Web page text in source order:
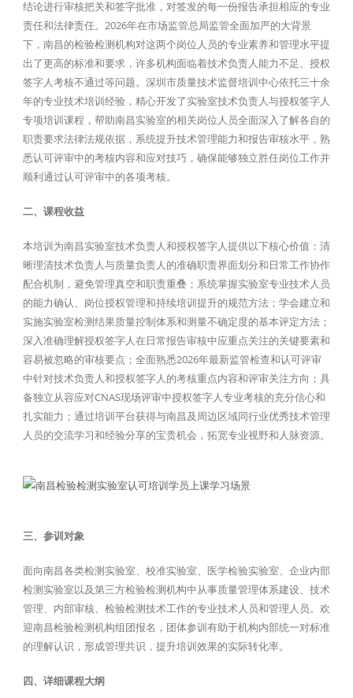
结论进行审核把关和签字批准，对签发的每一份报告承担相应的专业
责任和法律责任。2026年在市场监管总局监管全面加严的大背景
下，南昌的检验检测机构对这两个岗位人员的专业素养和管理水平提
出了更高的标准和要求，许多机构面临着技术负责人能力不足、授权
签字人考核不通过等问题。深圳市质量技术监督培训中心依托三十余
年的专业技术培训经验，精心开发了实验室技术负责人与授权签字人
专项培训课程，帮助南昌实验室的相关岗位人员全面深入了解各自的
职责要求法律法规依据，系统提升技术管理能力和报告审核水平，熟
悉认可评审中的考核内容和应对技巧，确保能够独立胜任岗位工作并
顺利通过认可评审中的各项考核。
二、课程收益
本培训为南昌实验室技术负责人和授权签字人提供以下核心价值：清
晰理清技术负责人与质量负责人的准确职责界面划分和日常工作协作
配合机制，避免管理真空和职责重叠；系统掌握实验室专业技术人员
的能力确认、岗位授权管理和持续培训提升的规范方法；学会建立和
实施实验室检测结果质量控制体系和测量不确定度的基本评定方法；
深入准确理解授权签字人在日常报告审核中应重点关注的关键要素和
容易被忽略的审核要点；全面熟悉2026年最新监管检查和认可评审
中针对技术负责人和授权签字人的考核重点内容和评审关注方向；具
备独立从容应对CNAS现场评审中授权签字人专业考核的充分信心和
扎实能力；通过培训平台获得与南昌及周边区域同行业优秀技术管理
人员的交流学习和经验分享的宝贵机会，拓宽专业视野和人脉资源。
三、参训对象
面向南昌各类检测实验室、校准实验室、医学检验实验室、企业内部
检测实验室以及第三方检验检测机构中从事质量管理体系建设、技术
管理、内部审核、检验检测技术工作的专业技术人员和管理人员。欢
迎南昌检验检测机构组团报名，团体参训有助于机构内部统一对标准
的理解认识，形成管理共识，提升培训效果的实际转化率。
四、详细课程大纲